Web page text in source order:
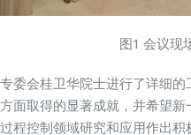
图1 会议现
委会桂卫华院士进行了详细
面取得的显著成就，并希望
程控制领域研究和应用作出